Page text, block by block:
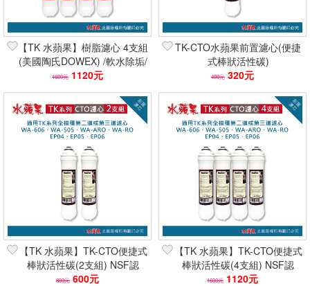
【TK 水蘋果】樹脂濾心 4支組
(美國陶氏DOWEX) /軟水除垢/
抑制水垢/減少石灰質
1600元 1120元
TK-CTO水蘋果前置濾心(便捷
式棒狀活性碳)
400元 320元
【TK 水蘋果】TK-CTO便捷式
棒狀活性碳(2支組) NSF認
證/FDA規範/ 除氯去味
800元 600元
【TK 水蘋果】TK-CTO便捷式
棒狀活性碳(4支組) NSF認
證/FDA規範/除氯去味
1600元 1120元